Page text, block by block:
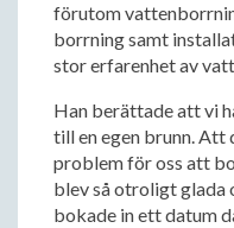
förutom
borrning samt
stor erfarenhet av
Han berättade att vi
till en egen brunn. Att
problem för oss att
blev så otroligt glada
bokade in ett datum